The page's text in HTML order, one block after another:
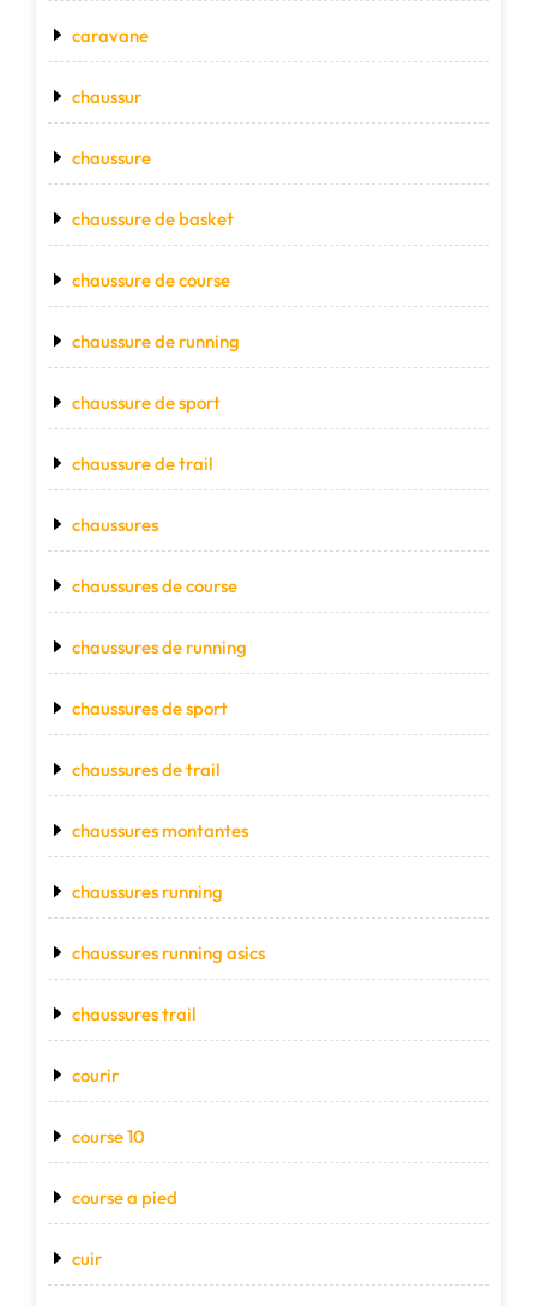
caravane
chaussur
chaussure
chaussure de basket
chaussure de course
chaussure de running
chaussure de sport
chaussure de trail
chaussures
chaussures de course
chaussures de running
chaussures de sport
chaussures de trail
chaussures montantes
chaussures running
chaussures running asics
chaussures trail
courir
course 10
course a pied
cuir